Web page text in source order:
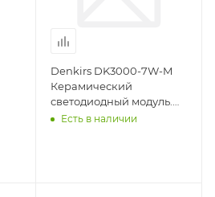
Denkirs DK3000-7W-M
Керамический
светодиодный модуль.
Белый с матовым
Есть в наличии